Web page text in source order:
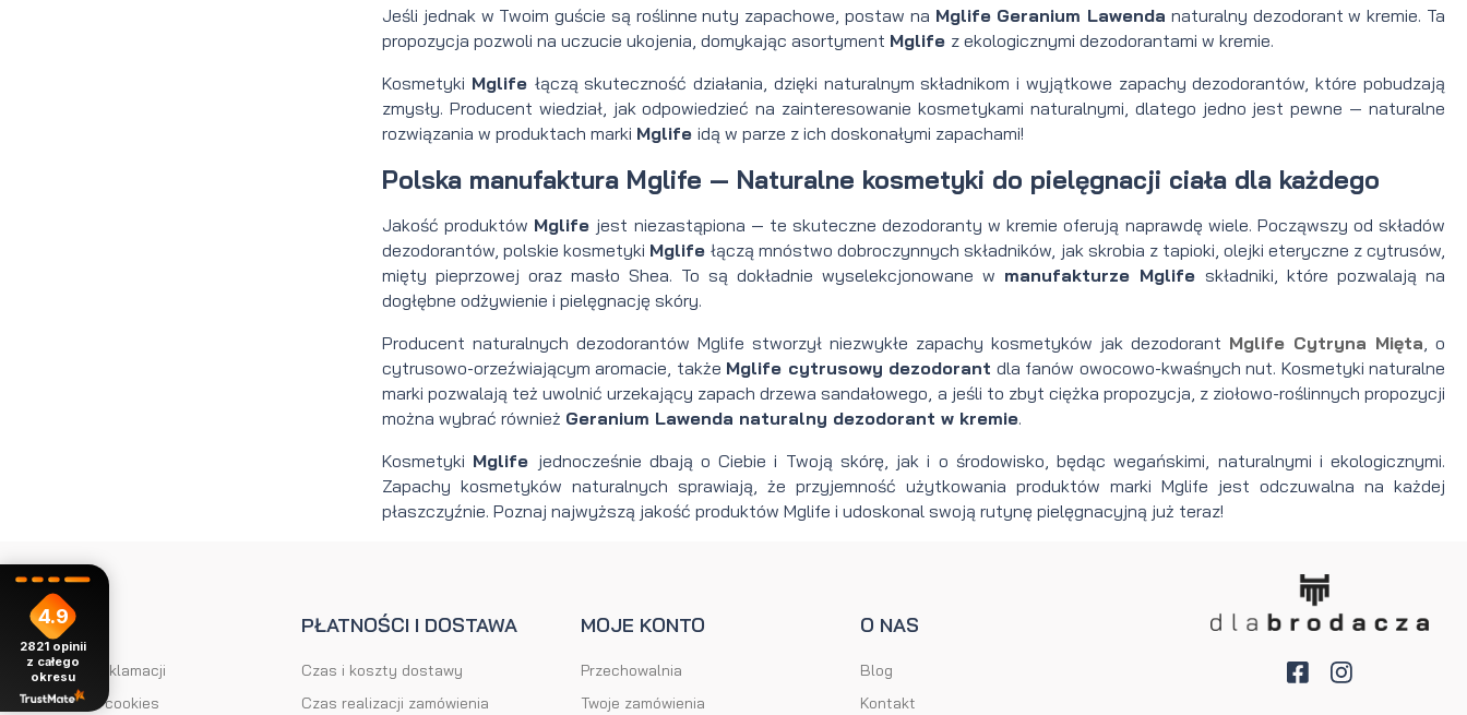
Jeśli jednak w Twoim guście są roślinne nuty zapachowe, postaw na Mglife Geranium Lawenda naturalny dezodorant w kremie. Ta
propozycja pozwoli na uczucie ukojenia, domykając asortyment Mglife z ekologicznymi dezodorantami w kremie.
Kosmetyki Mglife łączą skuteczność działania, dzięki naturalnym składnikom i wyjątkowe zapachy dezodorantów, które pobudzają
zmysły. Producent wiedział, jak odpowiedzieć na zainteresowanie kosmetykami naturalnymi, dlatego jedno jest pewne — naturalne
rozwiązania w produktach marki Mglife idą w parze z ich doskonałymi zapachami!
Polska manufaktura Mglife — Naturalne kosmetyki do pielęgnacji ciała dla każdego
Jakość produktów Mglife jest niezastąpiona — te skuteczne dezodoranty w kremie oferują naprawdę wiele. Począwszy od składów
dezodorantów, polskie kosmetyki Mglifełączą mnóstwo dobroczynnych składników, jak skrobia z tapioki, olejki eteryczne z cytrusów,
mięty pieprzowej oraz masło Shea. To są dokładnie wyselekcjonowane w manufakturze Mglife składniki, które pozwalają na
dogłębne odżywienie i pielęgnację skóry.
Producent naturalnych dezodorantów Mglife stworzył niezwykłe zapachy kosmetyków jak dezodorant Mglife Cytryna Mięta, o
cytrusowo-orzeźwiającym aromacie, także Mglife cytrusowy dezodorant dla fanów owocowo-kwaśnych nut. Kosmetyki naturalne
marki pozwalają też uwolnić urzekający zapach drzewa sandałowego, a jeśli to zbyt ciężka propozycja, z ziołowo-roślinnych propozycji
można wybrać również Geranium Lawenda naturalny dezodorant w kremie.
Kosmetyki Mglife jednocześnie dbają o Ciebie i Twoją skórę, jak i o środowisko, będąc wegańskimi, naturalnymi i ekologicznymi.
Zapachy kosmetyków naturalnych sprawiają, że przyjemność użytkowania produktów marki Mglife jest odczuwalna na każdej
płaszczyźnie. Poznaj najwyższą jakość produktów Mglife i udoskonal swoją rutynę pielęgnacyjną już teraz!
POMOC
Formularz reklamacji
Ustawienia cookies
PŁATNOŚCI I DOSTAWA
Czas i koszty dostawy
Czas realizacji zamówienia
MOJE KONTO
Przechowalnia
Twoje zamówienia
O NAS
Blog
Kontakt
4.9
2821 opinii
z całego
okresu